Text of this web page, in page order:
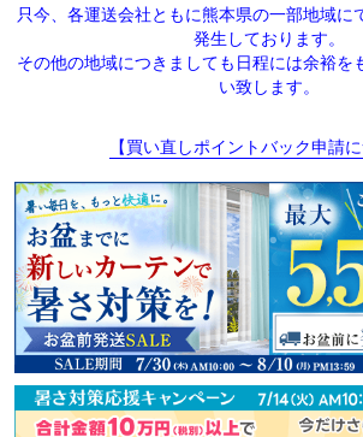
只今、各運送会社ともに熊本県の一部地域に
発生しております。
その他の地域につきましても日程には余裕を
い致します。
【買い直しポイントバック申請に